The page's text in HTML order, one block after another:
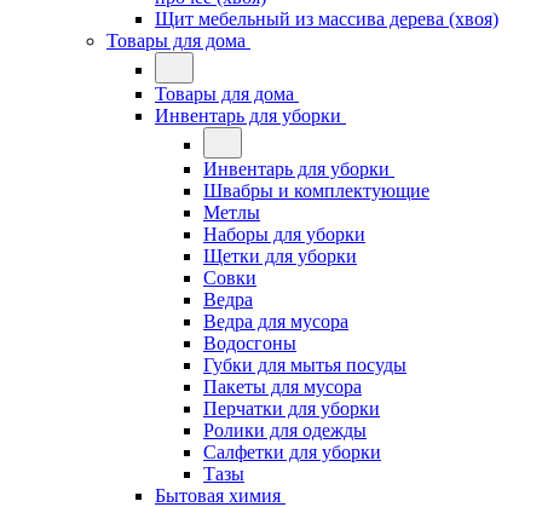
Щит мебельный из массива дерева (хвоя)
Товары для дома
Товары для дома
Инвентарь для уборки
Инвентарь для уборки
Швабры и комплектующие
Метлы
Наборы для уборки
Щетки для уборки
Совки
Ведра
Ведра для мусора
Водосгоны
Губки для мытья посуды
Пакеты для мусора
Перчатки для уборки
Ролики для одежды
Салфетки для уборки
Тазы
Бытовая химия